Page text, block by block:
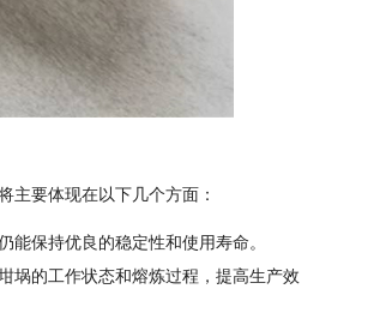
主要体现在以下几个方面：
保持优良的稳定性和使用寿命。
埚的工作状态和熔炼过程，提高生产效